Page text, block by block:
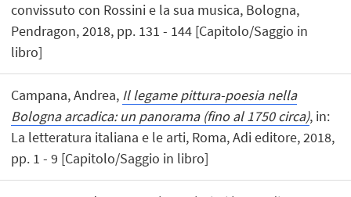
convissuto con Rossini e la sua musica, Bologna,
Pendragon, 2018, pp. 131 - 144 [Capitolo/Saggio in
libro]
Campana, Andrea, Il legame pittura-poesia nella
Bologna arcadica: un panorama (fino al 1750 circa), in:
La letteratura italiana e le arti, Roma, Adi editore, 2018,
pp. 1 - 9 [Capitolo/Saggio in libro]